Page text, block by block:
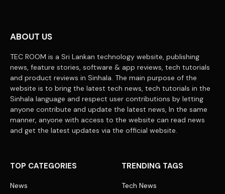
ABOUT US
TEC ROOM is a Sri Lankan technology website, publishing
news, feature stories, software & app reviews, tech tutorials
and product reviews in Sinhala. The main purpose of the
website is to bring the latest tech news, tech tutorials in the
Sinhala language and respect user contributions by letting
anyone contribute and update the latest news, In the same
manner, anyone with access to the website can read news
and get the latest updates via the official website.
TOP CATEGORIES
News
TRENDING TAGS
Tech News